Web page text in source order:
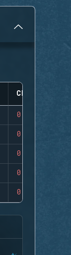
CLUTCHES
0
0
0
0
0